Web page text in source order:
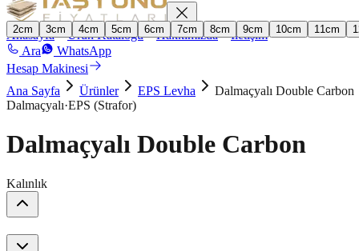
Anasayfa Ürün Kataloğu Hakkımızda
İletişim
Ara
WhatsApp
Hesap Makinesi
Ana Sayfa
Ürünler EPS Levha
Dalmaçyalı Double Carbon
Dalmaçyalı·EPS (Strafor)
Dalmaçyalı Double Carbon
Kalınlık
2cm 3cm 4cm 5cm 6cm 7cm 8cm 9cm 10cm 11 cm